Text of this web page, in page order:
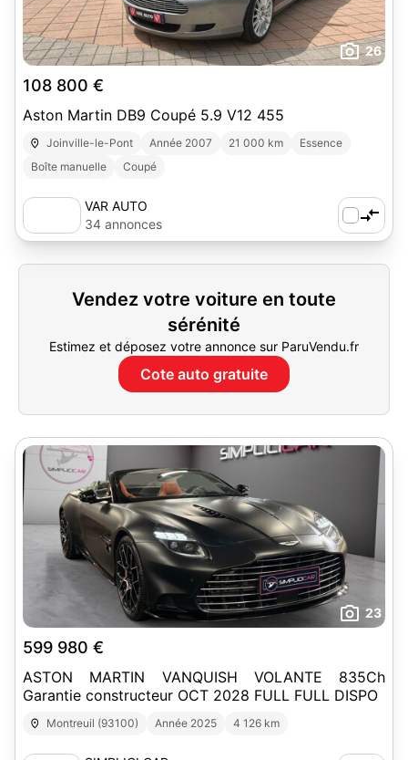
26
108 800 €
Aston Martin DB9 Coupé 5.9 V12 455
Joinville-le-Pont Année 2007 21 000 km
Essence
Boîte manuelle
Coupé
VAR AUTO
34 annonces
Vendez votre voiture en toute
sérénité
Estimez et déposez votre annonce sur ParuVendu.fr
Cote auto gratuite
23
599 980 €
ASTON MARTIN VANQUISH VOLANTE 835Ch
Garantie constructeur OCT 2028 FULL FULL DISPO
Montreuil (93100) Année 2025 4 126 km